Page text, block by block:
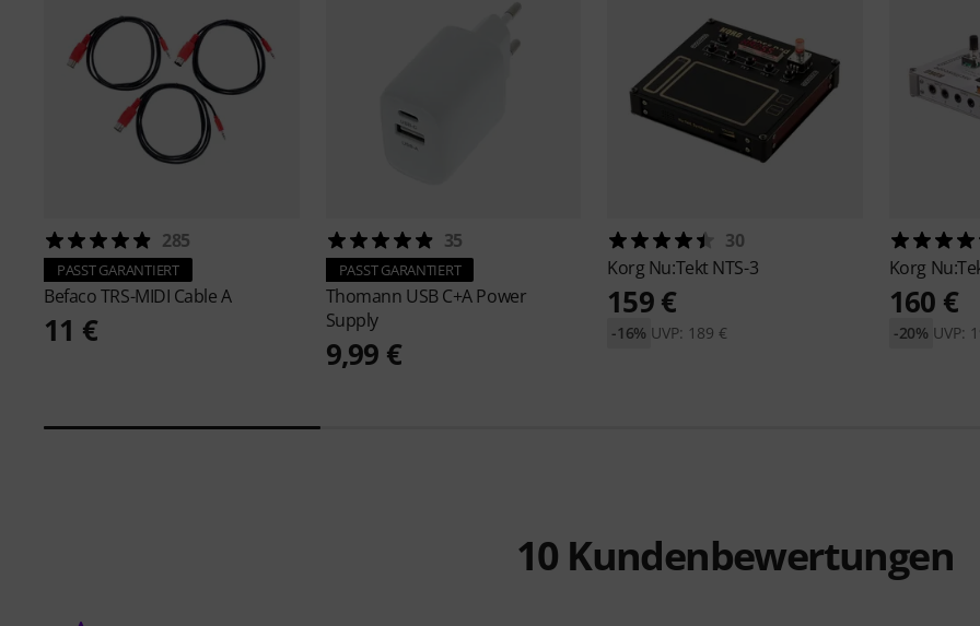
285
PASST GARANTIERT
BefacoTRS-MIDI Cable A
11 €
35
PASST GARANTIERT
Thomann USB C+A Power
Supply
9,99 €
30
Korg Nu:Tekt NTS-3
159 €
UVP: 189 €
-16%
Korg
160 €
UVP:
-20%
10 Kundenbewertungen